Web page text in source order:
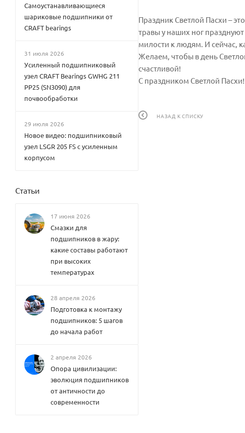
Праздник Светлой Пасхи –
травы у наших ног
милости к людям. И сейчас,
Желаем, чтобы в день
счастливой!
С праздником Светлой Пасхи!
НАЗАД К СПИСКУ
Самоустанавливающиеся
шариковые подшипники от
CRAFT bearings
31 июля 2026
Усиленный подшипниковый
узел CRAFT Bearings GWHG 211
PP25 (SN3090) для
почвообработки
29 июля 2026
Новое видео: подшипниковый
узел LSGR 205 FS с усиленным
корпусом
Статьи
17 июня 2026
Смазки для
подшипников в жару:
какие составы работают
при высоких
температурах
28 апреля 2026
Подготовка к монтажу
подшипников: 5 шагов
до начала работ
2 апреля 2026
Опора цивилизации:
эволюция подшипников
от античности до
современности